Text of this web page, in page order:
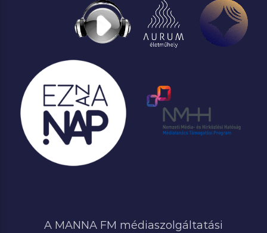
A MANNA FM médiaszolgáltatási